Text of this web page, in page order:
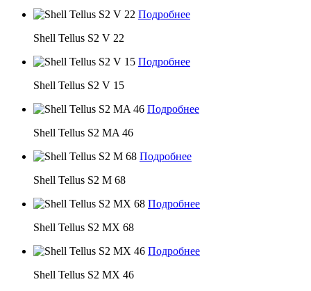
Подробнее
Shell Tellus S2 V 22
Подробнее
Shell Tellus S2 V 15
Подробнее
Shell Tellus S2 MA 46
Подробнее
Shell Tellus S2 M 68
Подробнее
Shell Tellus S2 MX 68
Подробнее
Shell Tellus S2 MX 46